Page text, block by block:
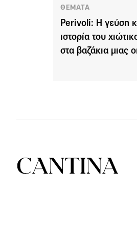
ΘΕΜΑΤΑ
Perivoli: H γεύση
ιστορία του
στα βαζάκια μιας